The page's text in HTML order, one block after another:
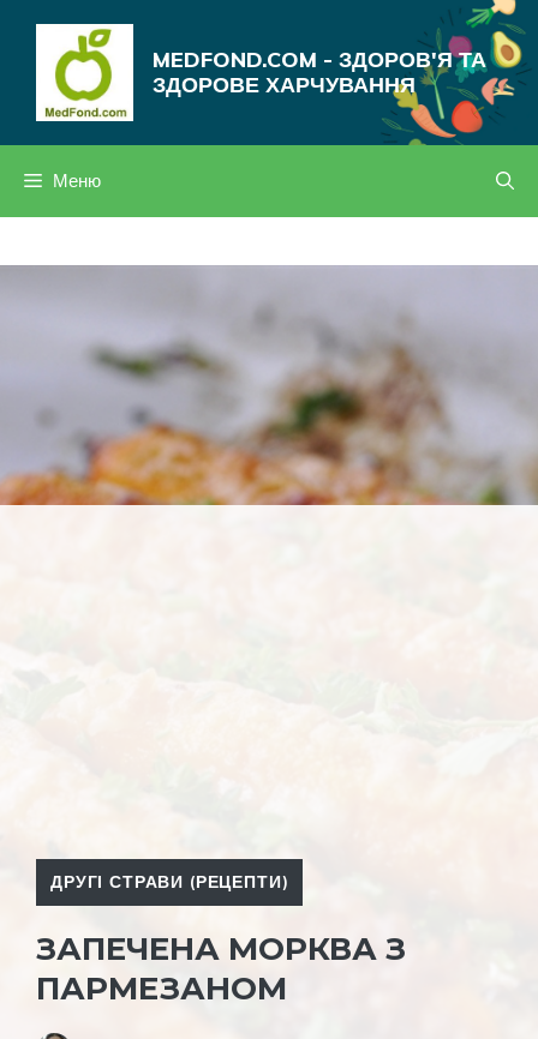
MEDFOND.COM - ЗДОРОВ'Я ТА
ЗДОРОВЕ ХАРЧУВАННЯ
Меню
ДРУГІ СТРАВИ (РЕЦЕПТИ)
ЗАПЕЧЕНА МОРКВА З
ПАРМЕЗАНОМ